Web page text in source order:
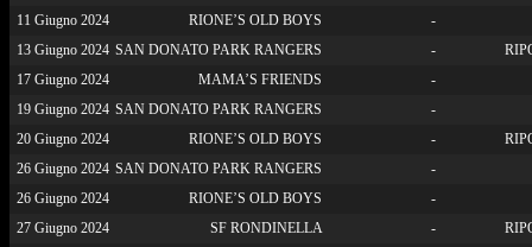
11 Giugno 2024
RIONE’S OLD BOYS
-
13 Giugno 2024 SAN DONATO PARK RANGERS -
17 Giugno 2024
MAMA’S FRIENDS
-
19 Giugno 2024 SAN DONATO PARK RANGERS
-
20 Giugno 2024
RIONE’S OLD BOYS -
26 Giugno 2024 SAN DONATO PARK RANGERS
-
26 Giugno 2024
RIONE’S OLD BOYS
-
27 Giugno 2024
SF RONDINELLA -